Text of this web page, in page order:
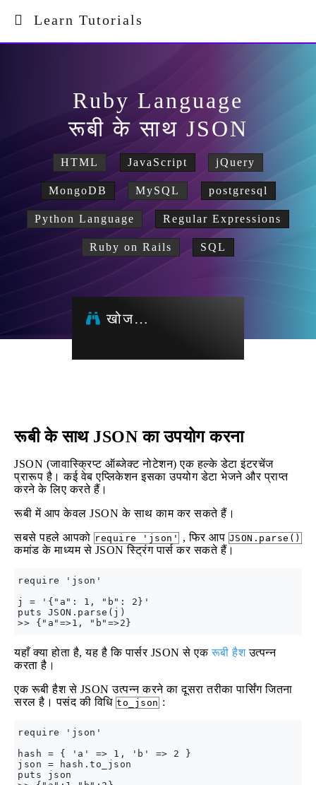
Learn Tutorials
Ruby Language
रूबी के साथ JSON
HTML JavaScript jQuery
MongoDB MySQL postgresql
Python Language Regular Expressions
Ruby on Rails SQL
खोज…
रूबी के साथ JSON का उपयोग करना
JSON (जावास्क्रिप्ट ऑब्जेक्ट नोटेशन) एक हल्के डेटा इंटरचेंज
प्रारूप है। कई वेब एप्लिकेशन इसका उपयोग डेटा भेजने और प्राप्त
करने के लिए करते हैं।
रूबी में आप केवल JSON के साथ काम कर सकते हैं।
सबसे पहले आपको require 'json' , फिर आप JSON.parse()
कमांड के माध्यम से JSON स्ट्रिंग पार्स कर सकते हैं।
require 'json'
j = '{"a": 1, "b": 2}'
puts JSON.parse(j)
यहाँ क्या होता है, यह है कि पार्सर JSON से एकरूबी हैशउत्पन्न
करता है।
एक रूबी हैश से JSON उत्पन्न करने का दूसरा तरीका पार्सिंग जितना
सरल है। पसंद की विधि to_json :
require 'json'
hash = { 'a' => 1, 'b' => 2 }
json = hash.to_json
puts json